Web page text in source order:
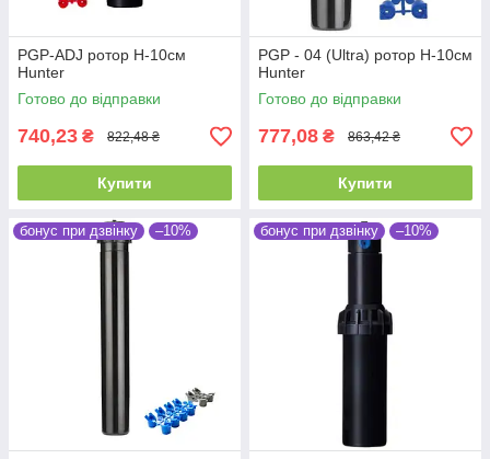
PGP-ADJ ротор H-10см
Hunter
Готово до відправки
740,23 ₴ 822,48 ₴
Купити
PGP - 04 (Ultra) ротор H-10см
Hunter
Готово до відправки
777,08 ₴ 863,42 ₴
Купити
бонус при дзвінку –10% бонус при дзвінку –10%